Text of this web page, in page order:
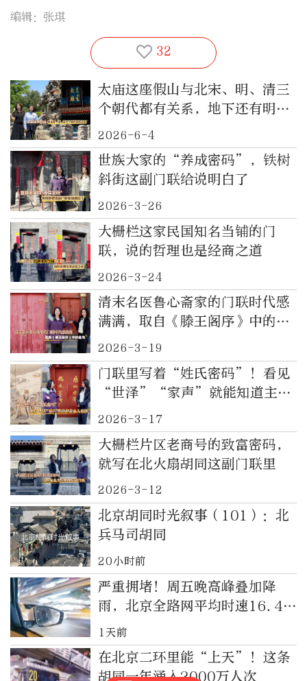
编辑：张琪
32
太庙这座假山与北宋、明、清三
个朝代都有关系，地下还有明代
“睿庙”遗址
2026-6-4
世族大家的“养成密码”，铁树
斜街这副门联给说明白了
2026-3-26
大栅栏这家民国知名当铺的门
联，说的哲理也是经商之道
2026-3-24
清末名医鲁心斋家的门联时代感
满满，取自《滕王阁序》中的名
句
2026-3-19
门联里写着“姓氏密码”！看见
“世泽”“家声”就能知道主人
根脉
2026-3-17
大栅栏片区老商号的致富密码，
就写在北火扇胡同这副门联里
2026-3-12
北京胡同时光叙事（101）：北
兵马司胡同
20小时前
严重拥堵！周五晚高峰叠加降
雨，北京全路网平均时速16.4公
里
1天前
在北京二环里能“上天”！这条
胡同一年涌入2000万人次